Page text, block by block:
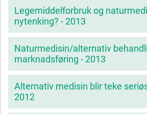
Legemiddelforbruk og
nytenking? - 2013
Naturmedisin/alternativ
marknadsføring - 2013
Alternativ medisin blir teke
2012